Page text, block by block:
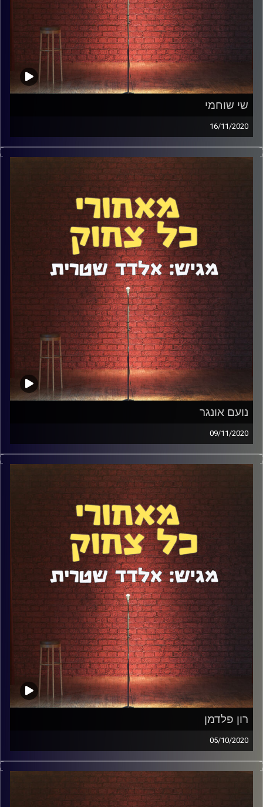
שי שוחמי
16/11/2020
אחת ההשלכות הכי מבאסות של תקופת הקורונה היא כמובן
שאין הופעות. המשמעות היא כפולה: מצד אחד אתה לא עושה
את הדבר האהוב עליך ומצד שני אתה לא פוגש את האנשים
האהובים עליך, אלה שפעם היית רואה על בסיס כמעט יומי
במועדוני הסטנדאפ. שי שוחמי הוא אחד מאותם חברים שכל
כך התגעגעתי אליהם, שהפרק בכלל לא הרגיש כמו ראיון אלא
כמו שיחה בין שני חברים שלא נפגשו הרבה זמן. היו שם הרבה
זכרונות מצחיקים מהופעות, הרבה דיבורים על כתיבה ועל
השפעות הקורונה על התחום והרבה מחמאות לשי, כי הוא
באמת עילוי.
קרדיט תמונות:אלדד שטרית
נועם אונגר
09/11/2020
אחרי עוד פגרת קורונה כפויה הגיע פרק נהדר ומרתק עם נועם
אונגר, שעשה דרך מדהימה בסטנדאפ. הוא התחיל כיוצר רשת,
אבל מהר מאוד הבין שהתשוקה האמיתית שלו היא הבמה. תוך
זמן קצר במונחי סטנדאפ הוא התחיל לחמם כמה מהאמנים הכי
בולטים בתחום וצבר ניסיון של שנים בספוט המאוד מאתגר
הזה. מה הוא למד? איזה סטנדאפיסטים השפיעו עליו? איזה
תכונות צריך כדי להתמודד עם פתיחה? איך הוא מעביר את
תקופת הקורונה? מה נתן לו קורס הסטנדאפ שהוא השתתף
קרדיט תמונות:אלדד שטרית
רון פלדמן
05/10/2020
אם עדיין לא צפיתם ביצירת המופת "רון", רוב הסיכויים שיש
לכם כרגע הרבה מאוד זמן פנוי בשביל זה. אירחתי באולפן את
היוצר, במאי, כותב, שחקן רון פלדמן ודיברנו על משמעות
קיומית, שאיפות, רצונות, יצירה, מוטיבציה והרבה מאוד נושאים